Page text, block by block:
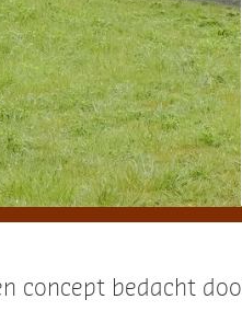
door docenten en voor
Jean-Philippe
en Vincent Le Bour. Vanaf
van het evenement in een
tot een simpele workshop,
proces. Transversale
een frisse kijk op